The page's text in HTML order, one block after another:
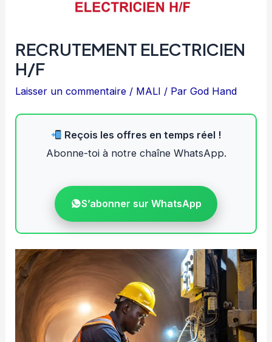
RECRUTEMENT ELECTRICIEN
H/F
Laisser un commentaire / MALI / ParGod Hand
Reçois les offres en temps réel !
Abonne-toi à notre chaîne WhatsApp.
S’abonner sur WhatsApp